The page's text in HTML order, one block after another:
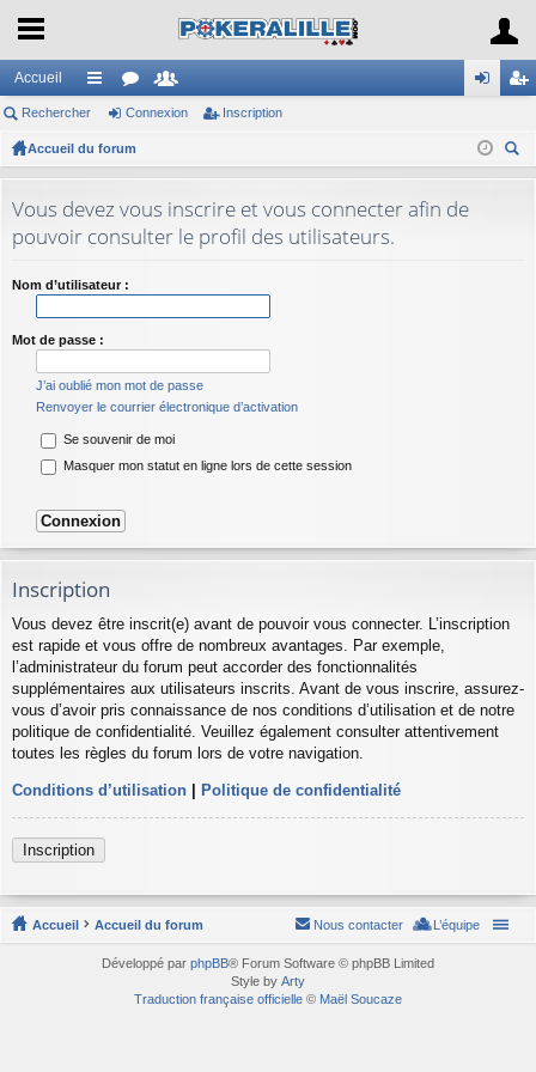
Accueil
ac
co
ci
or
u
s
e
es
ne cri
Rechercher Connexion Inscription
Accueil du forum
Vous devez vous inscrire et vous connecter afin de
pouvoir consulter le profil des utilisateurs.
Nom d’utilisateur :
Mot de passe :
J’ai oublié mon mot de passe
Renvoyer le courrier électronique d’activation
Se souvenir de moi
Masquer mon statut en ligne lors de cette session
Inscription
Vous devez être inscrit(e) avant de pouvoir vous connecter. L’inscription
est rapide et vous offre de nombreux avantages. Par exemple,
l’administrateur du forum peut accorder des fonctionnalités
supplémentaires aux utilisateurs inscrits. Avant de vous inscrire, assurez-
vous d’avoir pris connaissance de nos conditions d’utilisation et de notre
politique de confidentialité. Veuillez également consulter attentivement
toutes les règles du forum lors de votre navigation.
Conditions d’utilisation | Politique de confidentialité
Inscription
Accueil Accueil du forum L’équipe
Nous contacter
Développé par phpBB® Forum Software © phpBB Limited
Style by Arty
Traduction française officielle © Maël Soucaze